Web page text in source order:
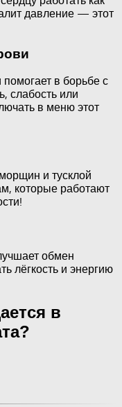
давление — этот
в борьбе с
слабость или
в меню этот
и тусклой
которые работают
обмен
лёгкость и энергию
в